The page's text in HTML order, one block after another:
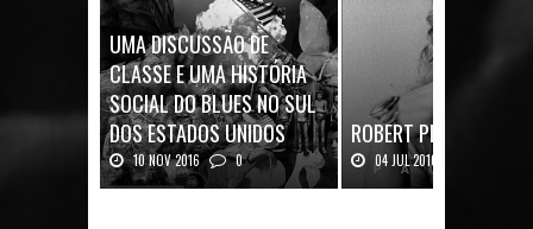
UMA DISCUSSÃO DE
CLASSE E UMA HISTÓRIA
SOCIAL DO BLUES NO SUL
DOS ESTADOS UNIDOS
10 NOV 2016 0
Mais uma ótima oportunidade de
ROBERT PLANT: UMA
04 JUL 2016
Robert Plant, o vocalista do